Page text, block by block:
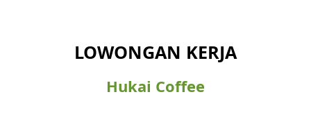
LOWONGAN KERJA
Hukai Coffee